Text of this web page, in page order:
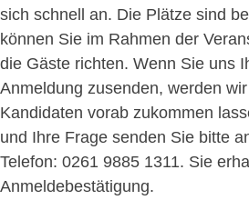
sich schnell an. Die Plätze sind
können Sie im Rahmen der
die Gäste richten. Wenn Sie uns
Anmeldung zusenden, werden
Kandidaten vorab zukommen
und Ihre Frage senden Sie bitte
Telefon: 0261 9885 1311. Sie
Anmeldebestätigung.